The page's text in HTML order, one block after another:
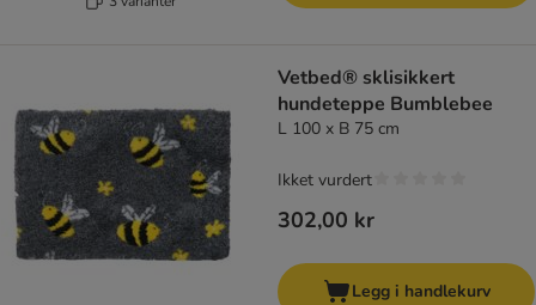
Vetbed® sklisikkert
hundeteppe Bumblebee
L 100 x B 75 cm
302,00 kr
Ikket vurdert
Legg i handlekurv